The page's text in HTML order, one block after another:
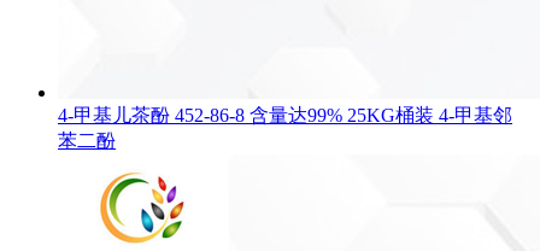
4-甲基儿茶酚 452-86-8 含量达99% 25KG桶装 4-甲基邻
苯二酚